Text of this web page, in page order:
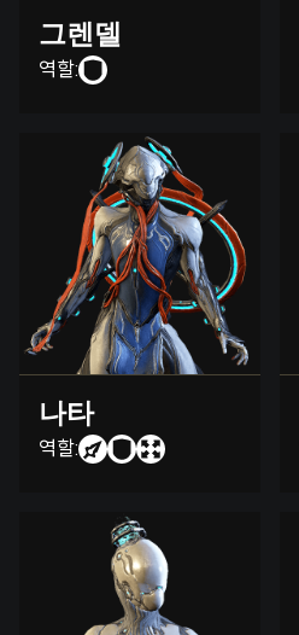
그렌델
역할:
나타
역할: